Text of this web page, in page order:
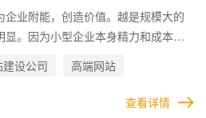
业附能，创造价值。越是规模大的
。因为小型企业本身精力和成本都
超小型公司。这样一来，制作高端网
可以互相利用彼此，共同促进自
设公司 高端网站
查看详情